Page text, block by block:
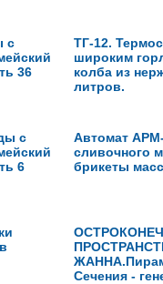
с
36
ТГ-12.
широким
колба из
литров.
с
6
Автомат
сливочного
брикеты
Сечения -